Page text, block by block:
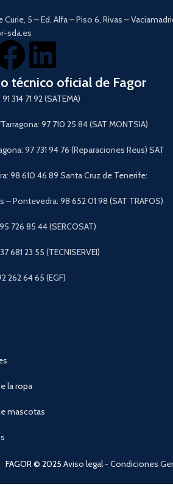
Curie, 5 – Ed. Alfa – Piso 6, Rivas –
sda.es
técnico oficial de Fagor
314 71 92 (SATEMA)
97 710 25 84 (SAT MONTSIA)
97 731 94 76 (Reparaciones Reus) SAT
98 610 46 89 Santa Cruz de Tenerife:
– Pontevedra: 98 652 01 98 (SAT TRAFOS)
726 85 44 (SERCOSAT)
681 23 55 (TECNISERVEI)
262 64 65 (EGF)
la ropa
mascotas
FAGOR © 2025Aviso legal -Condiciones